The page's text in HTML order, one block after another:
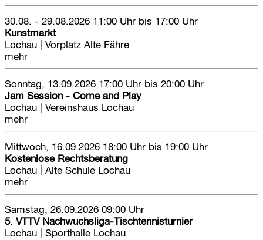
30.08. - 29.08.2026 11:00 Uhr bis 17:00 Uhr
Kunstmarkt
Lochau
Vorplatz Alte Fähre
mehr
Sonntag, 13.09.2026 17:00 Uhr bis 20:00 Uhr
Jam Session - Come and Play
Lochau
Vereinshaus Lochau
mehr
Mittwoch, 16.09.2026 18:00 Uhr bis 19:00 Uhr
Kostenlose Rechtsberatung
Lochau
Alte Schule Lochau
mehr
Samstag, 26.09.2026 09:00 Uhr
5. VTTV Nachwuchsliga-Tischtennisturnier
Lochau
Sporthalle Lochau